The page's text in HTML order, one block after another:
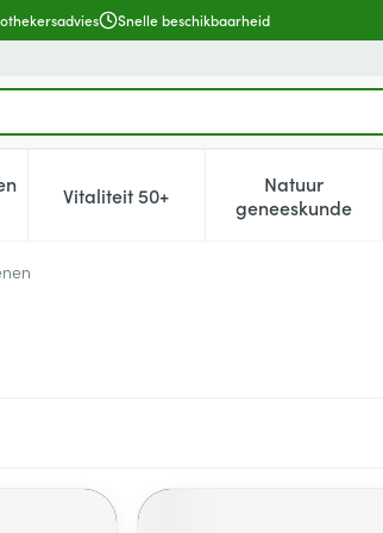
Snelle beschikbaarheid
categorie
en vitamines categorie
voor Zwangerschap en kinderen
Vitaliteit 50+Toon submenu voor Vitaliteit
Natuur
geneeskunde
Toon